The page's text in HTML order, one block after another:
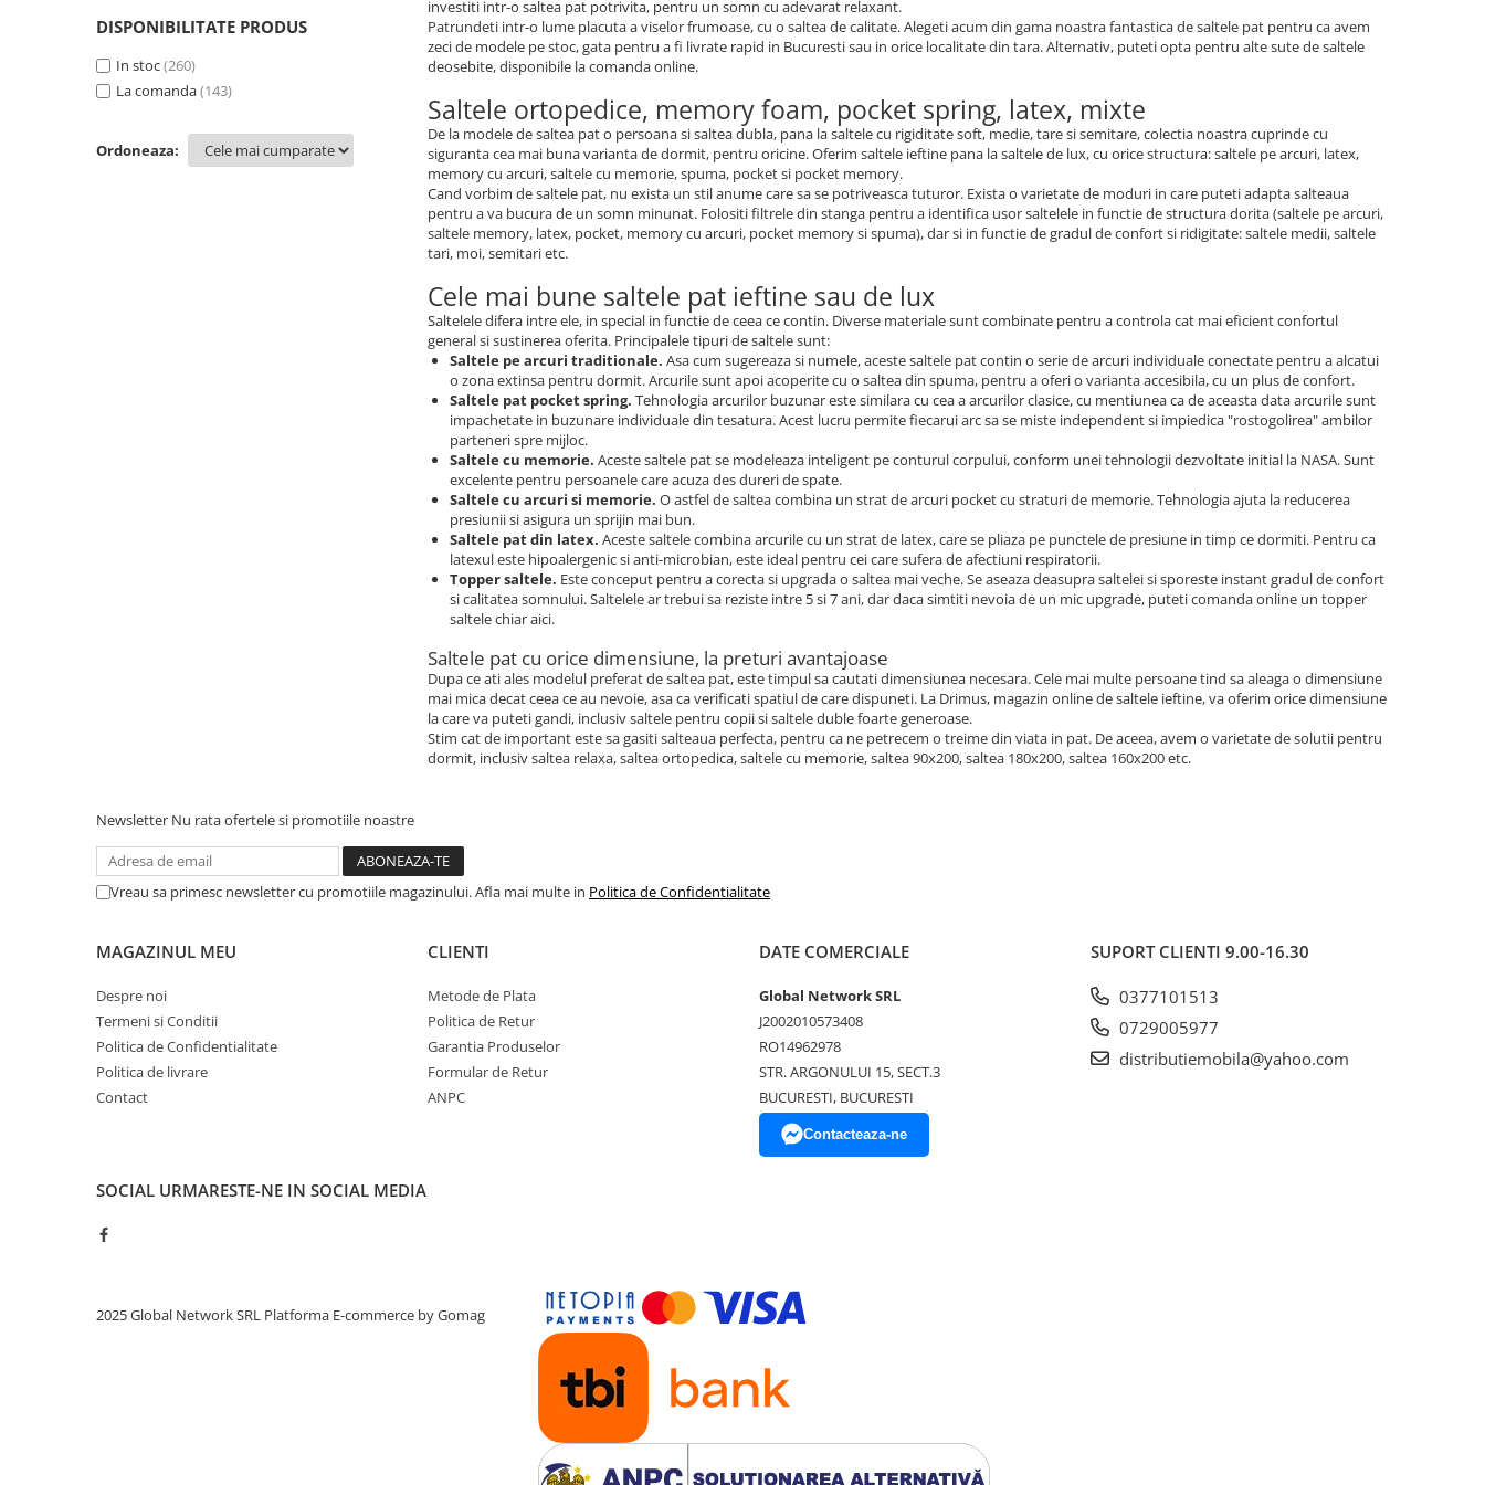
Pocket Memory (12)
Memory cu arcuri
DISPONIBILITATE PRODUS
In stoc(260)
La comanda(143)
Ordoneaza:
investiti intr-o saltea pat potrivita, pentru un somn cu adevarat relaxant.
Patrundeti intr-o lume placuta a viselor frumoase, cu o saltea de calitate. Alegeti acum din gama noastra fantastica de saltele pat pentru ca avem
zeci de modele pe stoc, gata pentru a fi livrate rapid in Bucuresti sau in orice localitate din tara. Alternativ, puteti opta pentru alte sute de saltele
deosebite, disponibile la comanda online.
Saltele ortopedice, memory foam, pocket spring, latex, mixte
De la modele de saltea pat o persoana si saltea dubla, pana la saltele cu rigiditate soft, medie, tare si semitare, colectia noastra cuprinde cu
siguranta cea mai buna varianta de dormit, pentru oricine. Oferim saltele ieftine pana la saltele de lux, cu orice structura: saltele pe arcuri, latex,
memory cu arcuri, saltele cu memorie, spuma, pocket si pocket memory.
Cand vorbim de saltele pat, nu exista un stil anume care sa se potriveasca tuturor. Exista o varietate de moduri in care puteti adapta salteaua
pentru a va bucura de un somn minunat. Folositi filtrele din stanga pentru a identifica usor saltelele in functie de structura dorita (saltele pe arcuri,
saltele memory, latex, pocket, memory cu arcuri, pocket memory si spuma), dar si in functie de gradul de confort si ridigitate: saltele medii, saltele
tari, moi, semitari etc.
Cele mai bune saltele pat ieftine sau de lux
Saltelele difera intre ele, in special in functie de ceea ce contin. Diverse materiale sunt combinate pentru a controla cat mai eficient confortul
general si sustinerea oferita. Principalele tipuri de saltele sunt:
Saltele pe arcuri traditionale. Asa cum sugereaza si numele, aceste saltele pat contin o serie de arcuri individuale conectate pentru a alcatui
o zona extinsa pentru dormit. Arcurile sunt apoi acoperite cu o saltea din spuma, pentru a oferi o varianta accesibila, cu un plus de confort.
Saltele pat pocket spring. Tehnologia arcurilor buzunar este similara cu cea a arcurilor clasice, cu mentiunea ca de aceasta data arcurile sunt
impachetate in buzunare individuale din tesatura. Acest lucru permite fiecarui arc sa se miste independent si impiedica "rostogolirea" ambilor
parteneri spre mijloc.
Saltele cu memorie. Aceste saltele pat se modeleaza inteligent pe conturul corpului, conform unei tehnologii dezvoltate initial la NASA. Sunt
excelente pentru persoanele care acuza des dureri de spate.
Saltele cu arcuri si memorie. O astfel de saltea combina un strat de arcuri pocket cu straturi de memorie. Tehnologia ajuta la reducerea
presiunii si asigura un sprijin mai bun.
Saltele pat din latex. Aceste saltele combina arcurile cu un strat de latex, care se pliaza pe punctele de presiune in timp ce dormiti. Pentru ca
latexul este hipoalergenic si anti-microbian, este ideal pentru cei care sufera de afectiuni respiratorii.
Topper saltele. Este conceput pentru a corecta si upgrada o saltea mai veche. Se aseaza deasupra saltelei si sporeste instant gradul de confort
si calitatea somnului. Saltelele ar trebui sa reziste intre 5 si 7 ani, dar daca simtiti nevoia de un mic upgrade, puteti comanda online un topper
saltele chiar aici.
Saltele pat cu orice dimensiune, la preturi avantajoase
Dupa ce ati ales modelul preferat de saltea pat, este timpul sa cautati dimensiunea necesara. Cele mai multe persoane tind sa aleaga o dimensiune
mai mica decat ceea ce au nevoie, asa ca verificati spatiul de care dispuneti. La Drimus, magazin online de saltele ieftine, va oferim orice dimensiune
la care va puteti gandi, inclusiv saltele pentru copii si saltele duble foarte generoase.
Stim cat de important este sa gasiti salteaua perfecta, pentru ca ne petrecem o treime din viata in pat. De aceea, avem o varietate de solutii pentru
dormit, inclusiv saltea relaxa, saltea ortopedica, saltele cu memorie, saltea 90x200, saltea 180x200, saltea 160x200 etc.
Newsletter Nu rata ofertele si promotiile noastre
Vreau sa primesc newsletter cu promotiile magazinului. Afla mai multe in Politica de Confidentialitate
MAGAZINUL MEU
Despre noi
Termeni si Conditii
Politica de Confidentialitate
Politica de livrare
Contact
CLIENTI
Metode de Plata
Politica de Retur
Garantia Produselor
Formular de Retur
ANPC
DATE COMERCIALE
Global Network SRL
J2002010573408
RO14962978
STR. ARGONULUI 15, SECT.3
BUCURESTI, BUCURESTI
Contacteaza-ne
SUPORT CLIENTI 9.00-16.30
0377101513
0729005977
distributiemobila@yahoo.com
SOCIAL URMARESTE-NE IN SOCIAL MEDIA
2025 Global Network SRL Platforma E-commerce by Gomag